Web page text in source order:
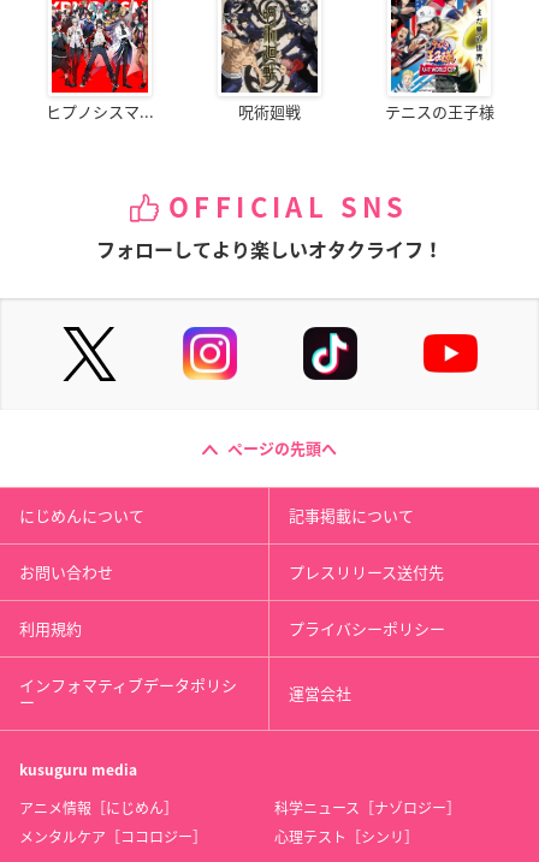
ヒプノシスマ... 呪術廻戦 テニスの王子様
OFFICIAL SNS
フォローしてより楽しいオタクライフ！
ページの先頭へ
にじめんについて 記事掲載について
お問い合わせ プレスリリース送付先
利用規約 プライバシーポリシー
インフォマティブデータポリシ
ー 運営会社
kusuguru media
アニメ情報［にじめん］
科学ニュース［ナゾロジー］
メンタルケア［ココロジー］
心理テスト［シンリ］